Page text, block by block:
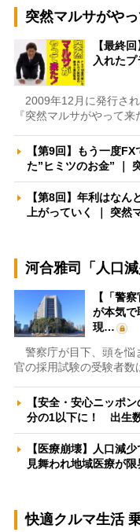
突然マルサがやっ
【最終
入れた
2009年12月に発行さ
『突然マルサがやって
【第9回】もう一度
た”ヒミツのお金” ｜
【第8回】年利はな
上がっていく ｜ 突然
河合雅司「人口減
【「警
が本気
現…
警察庁が目下、頭を悩
官の採用試験の受験者
【安全・安心ニッポ
分の1以下に！ 出生
【医療崩壊】人口減
見舞われ地域医療が
快適クルマ生活